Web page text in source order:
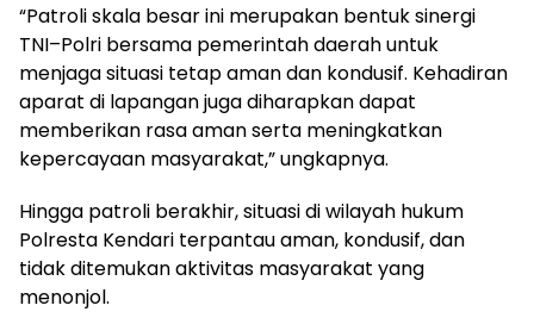
“Patroli skala besar ini merupakan bentuk sinergi
TNI–Polri bersama pemerintah daerah untuk
menjaga situasi tetap aman dan kondusif. Kehadiran
aparat di lapangan juga diharapkan dapat
memberikan rasa aman serta meningkatkan
kepercayaan masyarakat,” ungkapnya.
Hingga patroli berakhir, situasi di wilayah hukum
Polresta Kendari terpantau aman, kondusif, dan
tidak ditemukan aktivitas masyarakat yang
menonjol.